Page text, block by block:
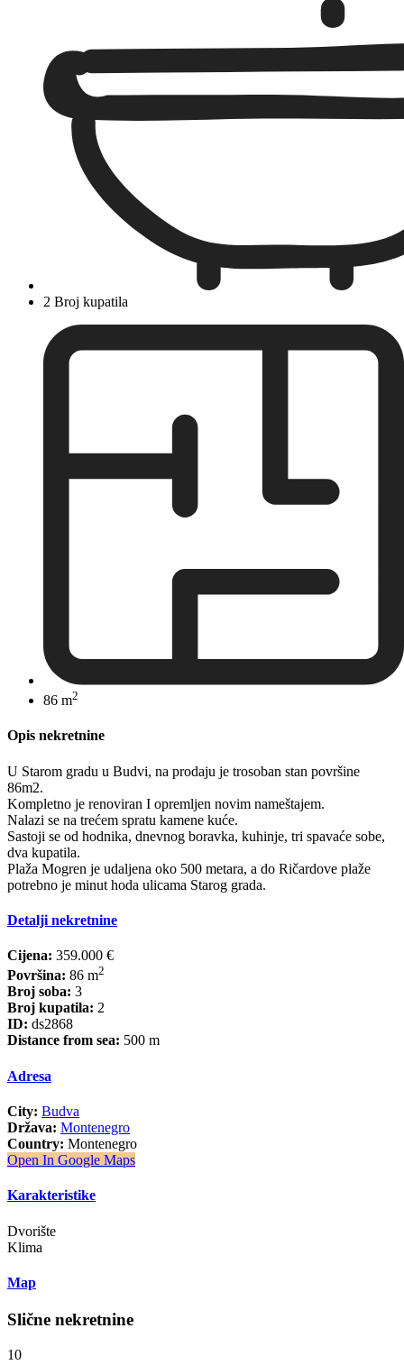
2 Broj kupatila
86 m2
Opis nekretnine
U Starom gradu u Budvi, na prodaju je trosoban stan površine
86m2.
Kompletno je renoviran I opremljen novim nameštajem.
Nalazi se na trećem spratu kamene kuće.
Sastoji se od hodnika, dnevnog boravka, kuhinje, tri spavaće sobe,
dva kupatila.
Plaža Mogren je udaljena oko 500 metara, a do Ričardove plaže
potrebno je minut hoda ulicama Starog grada.
Detalji nekretnine
Cijena: 359.000 €
Površina: 86 m2
Broj soba: 3
Broj kupatila: 2
ID: ds2868
Distance from sea: 500 m
Adresa
City: Budva
Država: Montenegro
Country: Montenegro
Open In Google Maps
Karakteristike
Dvorište
Klima
Map
Slične nekretnine
10